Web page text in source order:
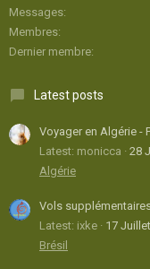
Messages
Membres
Dernier membre
Latest posts
Voyager en Algérie -
Latest: monicca
28
Algérie
Vols
Latest: ixke
17
Brésil